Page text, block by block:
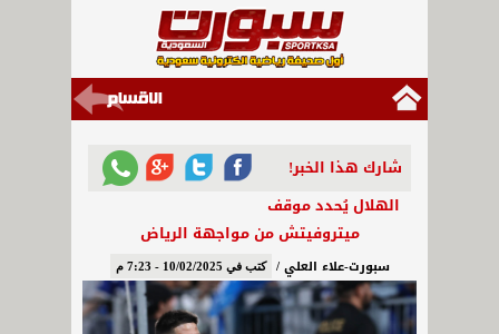
شارك هذا الخبر!
الهلال يُحدد موقف
ميتروفيتش من مواجهة الرياض
سبورت-علاء العلي / كتب في 10/02/2025 - 7:23 م